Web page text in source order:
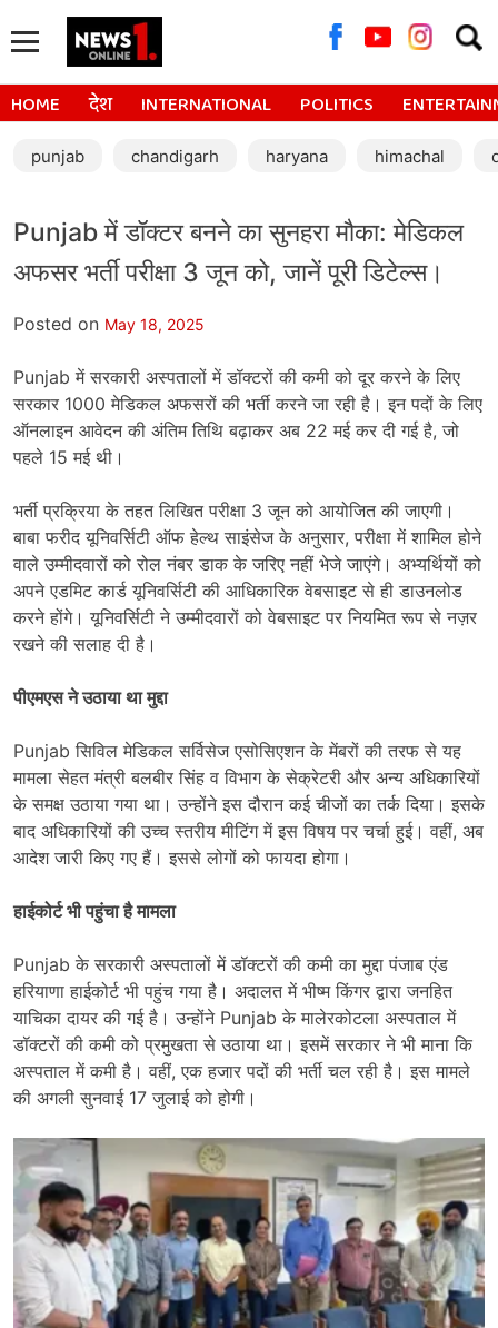
for:
HOME देश INTERNATIONAL POLITICS
punjab chandigarh haryana himachal
Punjab में डॉक्टर बनने का सुनहरा मौका: मेडिकल
अफसर भर्ती परीक्षा 3 जून को, जानें पूरी डिटेल्स।
Posted on May 18, 2025
Punjab में सरकारी अस्पतालों में डॉक्टरों की कमी को दूर करने के लिए
सरकार 1000 मेडिकल अफसरों की भर्ती करने जा रही है। इन पदों के लिए
ऑनलाइन आवेदन की अंतिम तिथि बढ़ाकर अब 22 मई कर दी गई है, जो
पहले 15 मई थी।
भर्ती प्रक्रिया के तहत लिखित परीक्षा 3 जून को आयोजित की जाएगी।
बाबा फरीद यूनिवर्सिटी ऑफ हेल्थ साइंसेज के अनुसार, परीक्षा में शामिल होने
वाले उम्मीदवारों को रोल नंबर डाक के जरिए नहीं भेजे जाएंगे। अभ्यर्थियों को
अपने एडमिट कार्ड यूनिवर्सिटी की आधिकारिक वेबसाइट से ही डाउनलोड
करने होंगे। यूनिवर्सिटी ने उम्मीदवारों को वेबसाइट पर नियमित रूप से नज़र
रखने की सलाह दी है।
पीएमएस ने उठाया था मुद्दा
Punjab सिविल मेडिकल सर्विसेज एसोसिएशन के मेंबरों की तरफ से यह
मामला सेहत मंत्री बलबीर सिंह व विभाग के सेक्रेटरी और अन्य अधिकारियों
के समक्ष उठाया गया था। उन्होंने इस दौरान कई चीजों का तर्क दिया। इसके
बाद अधिकारियों की उच्च स्तरीय मीटिंग में इस विषय पर चर्चा हुई। वहीं, अब
आदेश जारी किए गए हैं। इससे लोगों को फायदा होगा।
हाईकोर्ट भी पहुंचा है मामला
Punjab के सरकारी अस्पतालों में डॉक्टरों की कमी का मुद्दा पंजाब एंड
हरियाणा हाईकोर्ट भी पहुंच गया है। अदालत में भीष्म किंगर द्वारा जनहित
याचिका दायर की गई है। उन्होंने Punjab के मालेरकोटला अस्पताल में
डॉक्टरों की कमी को प्रमुखता से उठाया था। इसमें सरकार ने भी माना कि
अस्पताल में कमी है। वहीं, एक हजार पदों की भर्ती चल रही है। इस मामले
की अगली सुनवाई 17 जुलाई को होगी।